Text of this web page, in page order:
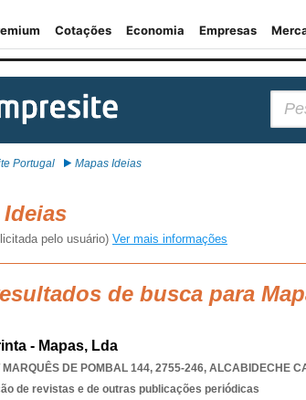
Portugal Mapas Ideias
Ideias
pelo usuário) Ver mais informações
de busca para
- Mapas, Lda
MARQUÊS DE POMBAL 144, 2755-246, ALCABIDECHE
de revistas e de outras publicações periódicas